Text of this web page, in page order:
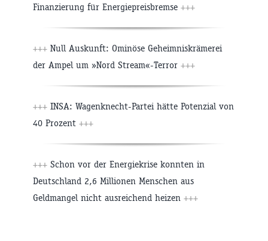
Finanzierung für Energiepreisbremse +++
+++ Null Auskunft: Ominöse Geheimniskrämerei
der Ampel um »Nord Stream«-Terror +++
+++ INSA: Wagenknecht-Partei hätte Potenzial von
40 Prozent +++
+++ Schon vor der Energiekrise konnten in
Deutschland 2,6 Millionen Menschen aus
Geldmangel nicht ausreichend heizen +++